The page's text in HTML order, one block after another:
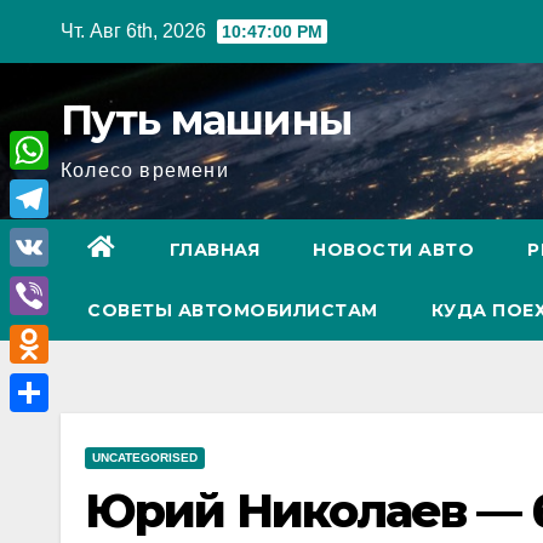
Чт. Авг 6th, 2026 10:47:01 PM
Путь машины
Колесо времени
ГЛАВНАЯ НОВОСТИ АВТО
СОВЕТЫ АВТОМОБИЛИСТАМ КУДА
UNCATEGORISED
Юрий Николаев —
W
h
a
A
T
e
l
e
g
V
K
V
i
b
O